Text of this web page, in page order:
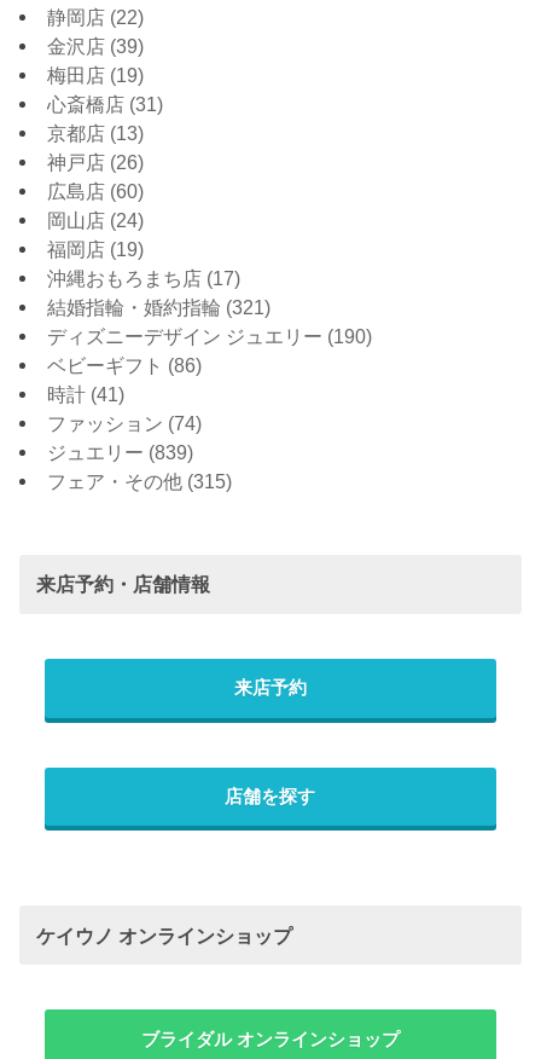
静岡店 (22)
金沢店 (39)
梅田店 (19)
心斎橋店 (31)
京都店 (13)
神戸店 (26)
広島店 (60)
岡山店 (24)
福岡店 (19)
沖縄おもろまち店 (17)
結婚指輪・婚約指輪 (321)
ディズニーデザイン ジュエリー (190)
ベビーギフト (86)
時計 (41)
ファッション (74)
ジュエリー (839)
フェア・その他 (315)
来店予約・店舗情報
来店予約
店舗を探す
ケイウノ オンラインショップ
ブライダル オンラインショップ